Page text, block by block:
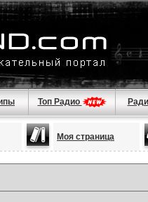
Топ Радио
Моя страница